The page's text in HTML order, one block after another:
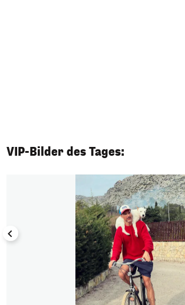
VIP-Bilder des Tages:
1/50